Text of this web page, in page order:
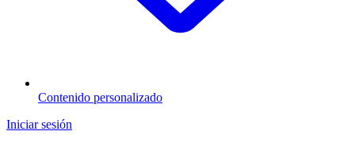
Contenido personalizado
Iniciar sesión